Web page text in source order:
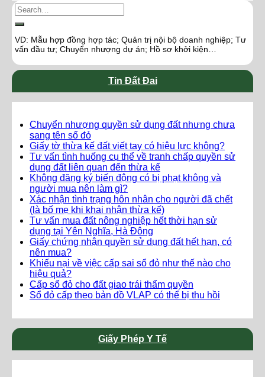
VD: Mẫu hợp đồng hợp tác; Quản trị nội bộ doanh nghiệp; Tư
vấn đầu tư; Chuyển nhượng dự án; Hồ sơ khởi kiện…
Tin Đất Đai
Chuyển nhượng quyền sử dụng đất nhưng chưa
sang tên sổ đỏ
Giấy tờ thừa kế đất viết tay có hiệu lực không?
Tư vấn tình huống cụ thể về tranh chấp quyền sử
dụng đất liên quan đến thừa kế
Không đăng ký biến động có bị phạt không và
người mua nên làm gì?
Xác nhận tình trạng hôn nhân cho người đã chết
(là bố mẹ khi khai nhận thừa kế)
Tư vấn mua đất nông nghiệp hết thời hạn sử
dụng tại Yên Nghĩa, Hà Đông
Giấy chứng nhận quyền sử dụng đất hết hạn, có
nên mua?
Khiếu nại về việc cấp sai sổ đỏ như thế nào cho
hiệu quả?
Cấp sổ đỏ cho đất giao trái thẩm quyền
Sổ đỏ cấp theo bản đồ VLAP có thể bị thu hồi
Giấy Phép Y Tế